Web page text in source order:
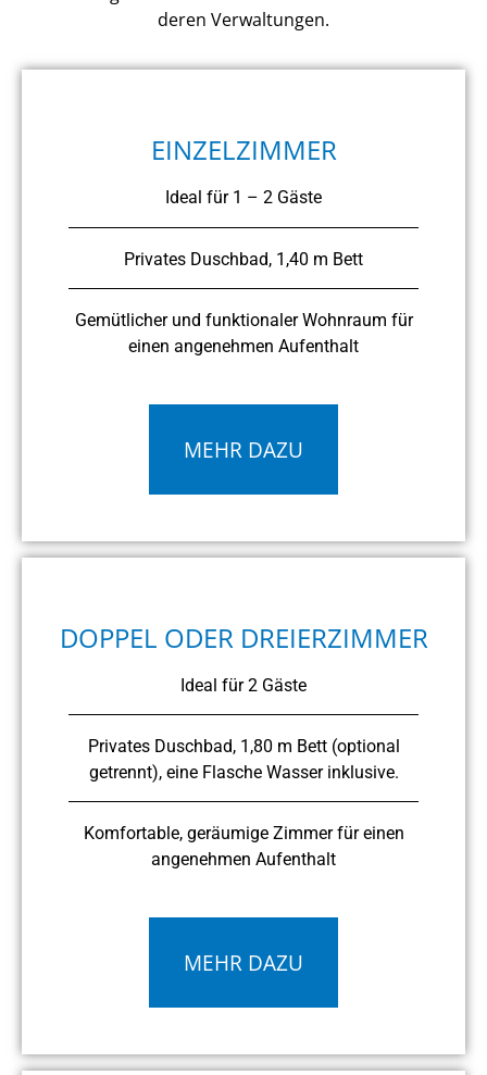
deren Verwaltungen.
EINZELZIMMER
Ideal für 1 – 2 Gäste
Privates Duschbad, 1,40 m Bett
Gemütlicher und funktionaler Wohnraum für
einen angenehmen Aufenthalt
MEHR DAZU
DOPPEL ODER DREIERZIMMER
Ideal für 2 Gäste
Privates Duschbad, 1,80 m Bett (optional
getrennt), eine Flasche Wasser inklusive.
Komfortable, geräumige Zimmer für einen
angenehmen Aufenthalt
MEHR DAZU